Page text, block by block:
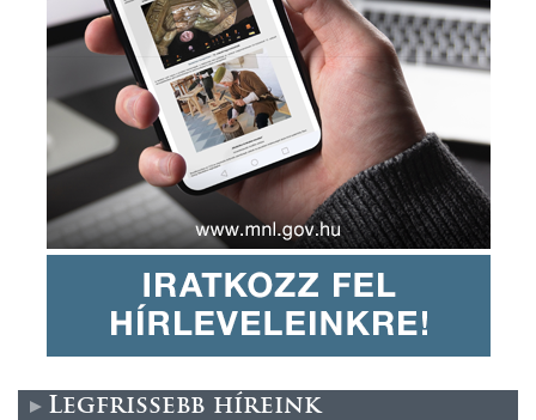
Legfrissebb híreink